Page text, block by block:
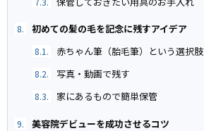
8. 初めての髪の毛を記念に残すアイデア
8.1. 赤ちゃん筆（胎毛筆）という選択肢
8.2. 写真・動画で残す
8.3. 家にあるもので簡単保管
9. 美容院デビューを成功させるコツ